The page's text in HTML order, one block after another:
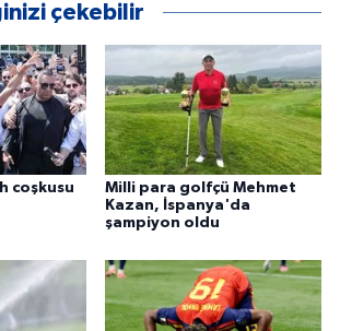
çekebilir
coşkusu
Milli para golfçü Mehmet
Kazan, İspanya'da
şampiyon oldu